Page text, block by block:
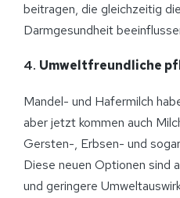
beitragen, die gleichzeitig
Darmgesundheit
4. Umweltfreundliche
Mandel- und Hafermilch
aber jetzt kommen auch
Gersten-, Erbsen- und
Diese neuen Optionen sind
und geringere